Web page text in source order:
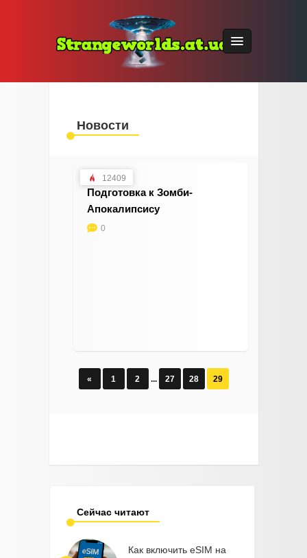
Новости
12409
Подготовка к Зомби-
Апокалипсису
0
« 1 2 ... 27 28 29
Сейчас читают
Как включить eSIM на